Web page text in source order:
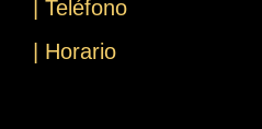
| Teléfono
| Horario